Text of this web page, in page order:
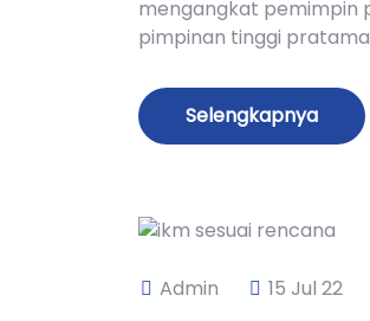
mengangkat pemimpin
pimpinan tinggi
Selengkapnya
Admin 15 Jul 22